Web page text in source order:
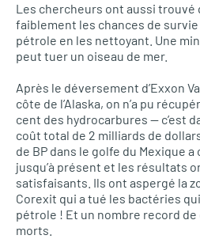
Les chercheurs ont aussi trouvé
faiblement les chances de
pétrole en les nettoyant. Une
peut tuer un oiseau de mer.
Après le déversement d’Exxon
côte de l’Alaska, on n’a pu
cent des hydrocarbures — c’est
coût total de 2 milliards de
de BP dans le golfe du Mexique
jusqu’à présent et les résultats
satisfaisants. Ils ont aspergé la
Corexit qui a tué les bactéries
pétrole ! Et un nombre record
morts.